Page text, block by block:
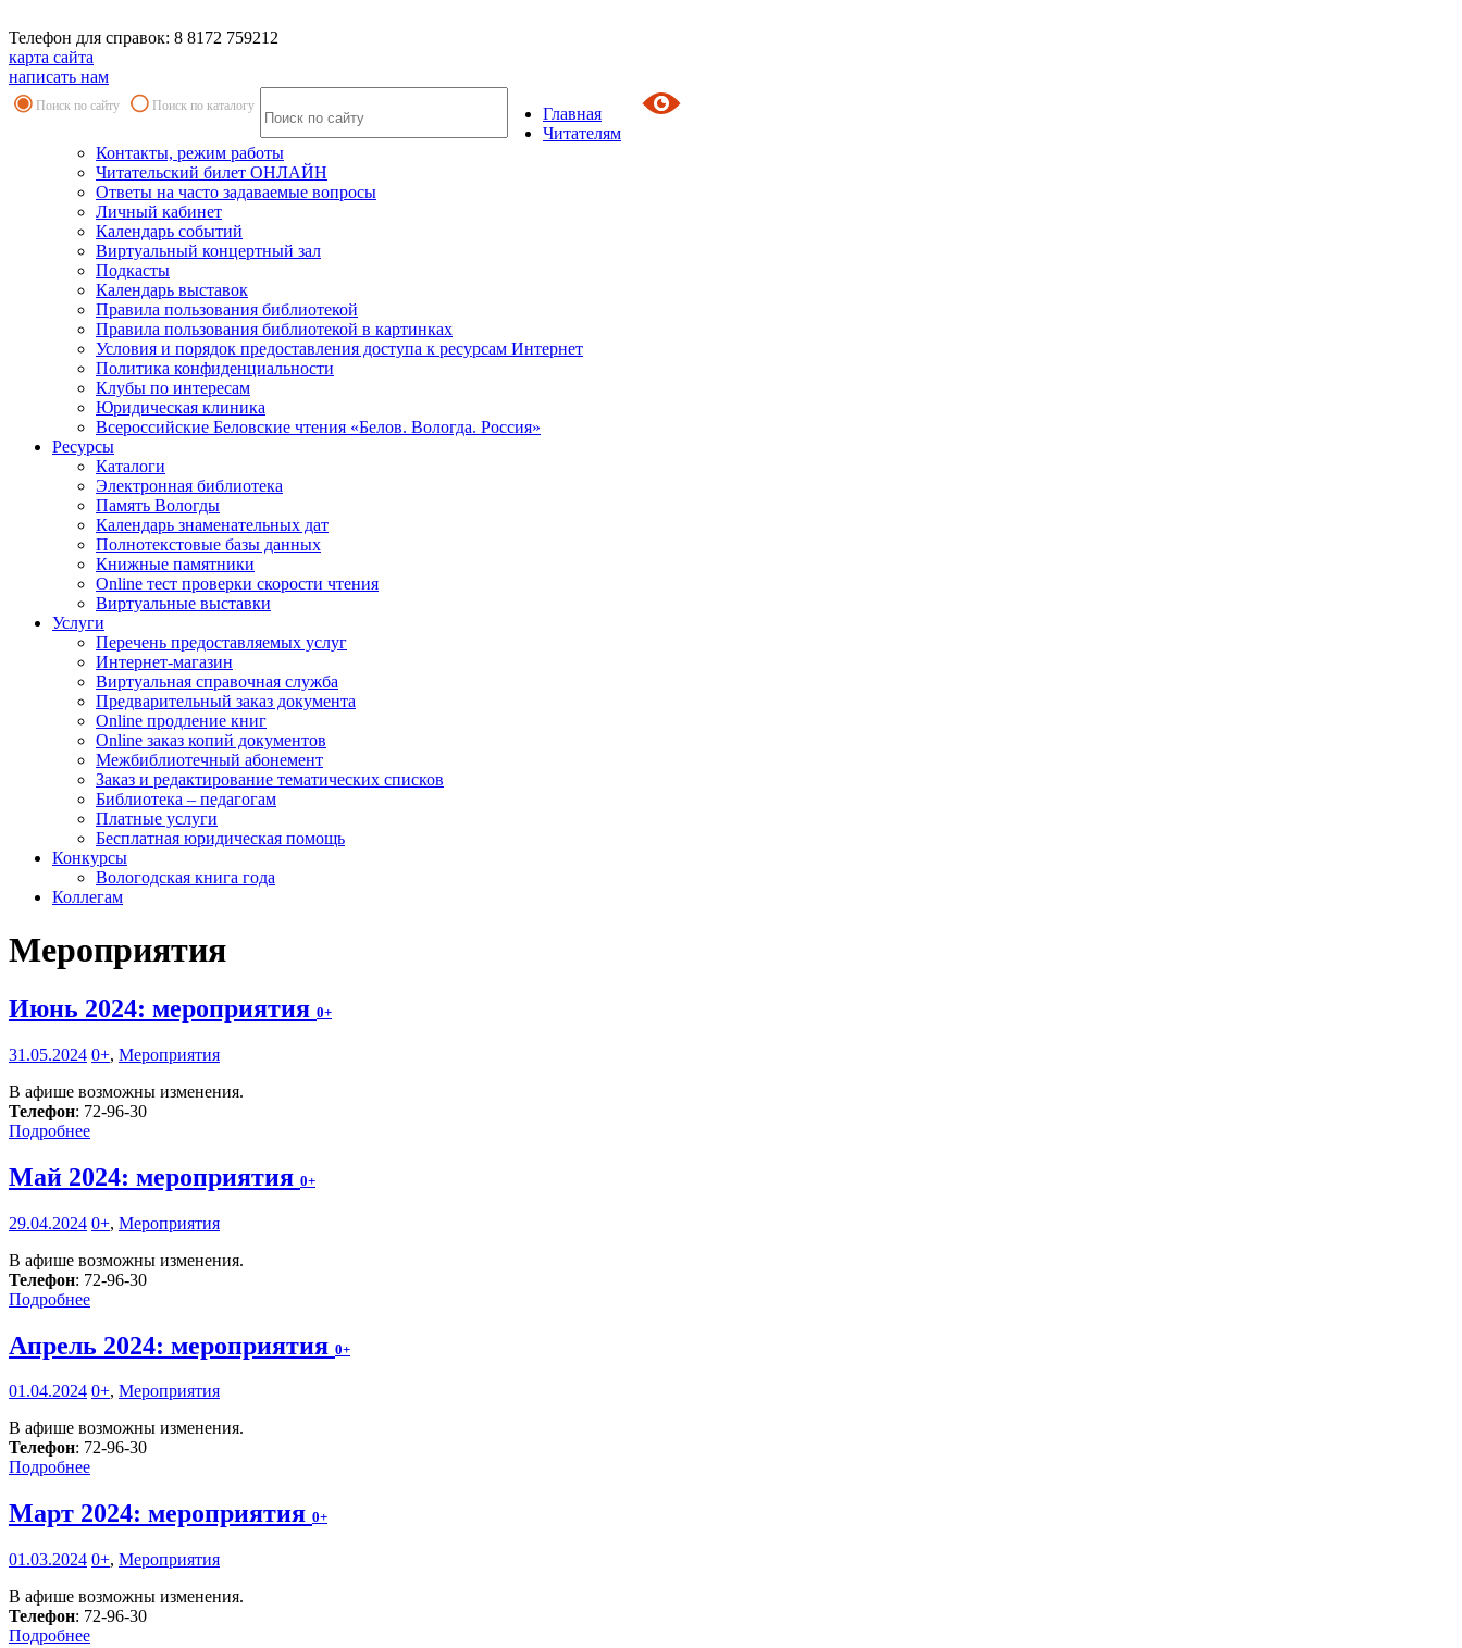
Телефон для справок: 8 8172 759212
карта сайта
написать нам
Поиск по сайту Поиск по каталогу
Главная
Читателям
Контакты, режим работы
Читательский билет ОНЛАЙН
Ответы на часто задаваемые вопросы
Личный кабинет
Календарь событий
Виртуальный концертный зал
Подкасты
Календарь выставок
Правила пользования библиотекой
Правила пользования библиотекой в картинках
Условия и порядок предоставления доступа к ресурсам Интернет
Политика конфиденциальности
Клубы по интересам
Юридическая клиника
Всероссийские Беловские чтения «Белов. Вологда. Россия»
Ресурсы
Каталоги
Электронная библиотека
Память Вологды
Календарь знаменательных дат
Полнотекстовые базы данных
Книжные памятники
Online тест проверки скорости чтения
Виртуальные выставки
Услуги
Перечень предоставляемых услуг
Интернет-магазин
Виртуальная справочная служба
Предварительный заказ документа
Online продление книг
Online заказ копий документов
Межбиблиотечный абонемент
Заказ и редактирование тематических списков
Библиотека – педагогам
Платные услуги
Бесплатная юридическая помощь
Конкурсы
Вологодская книга года
Коллегам
Мероприятия
Июнь 2024: мероприятия 0+
31.05.2024 0+, Мероприятия
В афише возможны изменения.
Телефон: 72-96-30
Подробнее
Май 2024: мероприятия 0+
29.04.2024 0+, Мероприятия
В афише возможны изменения.
Телефон: 72-96-30
Подробнее
Апрель 2024: мероприятия 0+
01.04.2024 0+, Мероприятия
В афише возможны изменения.
Телефон: 72-96-30
Подробнее
Март 2024: мероприятия 0+
01.03.2024 0+, Мероприятия
В афише возможны изменения.
Телефон: 72-96-30
Подробнее